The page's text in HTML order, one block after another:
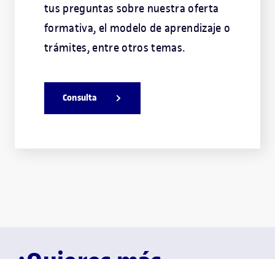
tus preguntas sobre nuestra oferta
formativa, el modelo de aprendizaje o
trámites, entre otros temas.
Consulta